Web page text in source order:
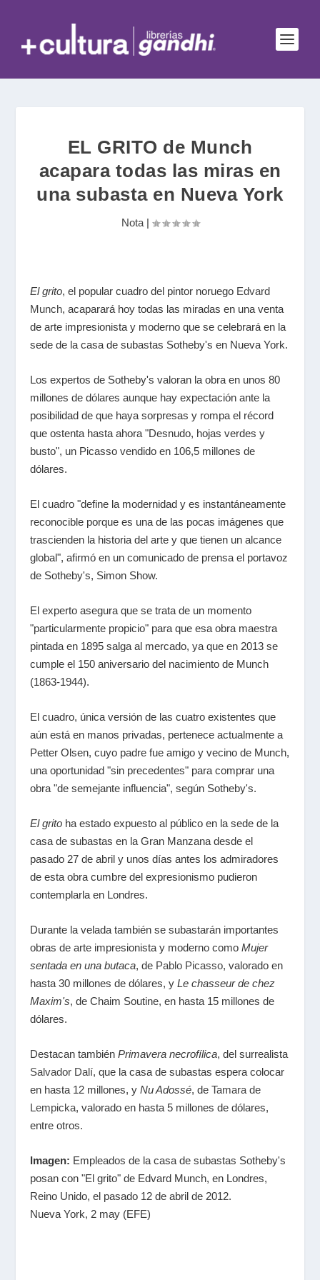
EL GRITO de Munch
acapara todas las miras en
una subasta en Nueva York
Nota|
El grito, el popular cuadro del pintor noruego Edvard
Munch, acaparará hoy todas las miradas en una venta
de arte impresionista y moderno que se celebrará en la
sede de la casa de subastas Sotheby's en Nueva York.
Los expertos de Sotheby's valoran la obra en unos 80
millones de dólares aunque hay expectación ante la
posibilidad de que haya sorpresas y rompa el récord
que ostenta hasta ahora "Desnudo, hojas verdes y
busto", un Picasso vendido en 106,5 millones de
dólares.
El cuadro "define la modernidad y es instantáneamente
reconocible porque es una de las pocas imágenes que
trascienden la historia del arte y que tienen un alcance
global", afirmó en un comunicado de prensa el portavoz
de Sotheby's, Simon Show.
El experto asegura que se trata de un momento
"particularmente propicio" para que esa obra maestra
pintada en 1895 salga al mercado, ya que en 2013 se
cumple el 150 aniversario del nacimiento de Munch
(1863-1944).
El cuadro, única versión de las cuatro existentes que
aún está en manos privadas, pertenece actualmente a
Petter Olsen, cuyo padre fue amigo y vecino de Munch,
una oportunidad "sin precedentes" para comprar una
obra "de semejante influencia", según Sotheby's.
El grito ha estado expuesto al público en la sede de la
casa de subastas en la Gran Manzana desde el
pasado 27 de abril y unos días antes los admiradores
de esta obra cumbre del expresionismo pudieron
contemplarla en Londres.
Durante la velada también se subastarán importantes
obras de arte impresionista y moderno comoMujer
sentada en una butaca, de Pablo Picasso, valorado en
hasta 30 millones de dólares, yLe chasseur de chez
Maxim's, de Chaim Soutine, en hasta 15 millones de
dólares.
Destacan tambiénPrimavera necrofílica, del surrealista
Salvador Dalí, que la casa de subastas espera colocar
en hasta 12 millones, yNu Adossé, deTamara de
Lempicka, valorado en hasta 5 millones de dólares,
entre otros.
Imagen: Empleados de la casa de subastas Sotheby's
posan con "El grito" de Edvard Munch, en Londres,
Reino Unido, el pasado 12 de abril de 2012.
Nueva York, 2 may (EFE)